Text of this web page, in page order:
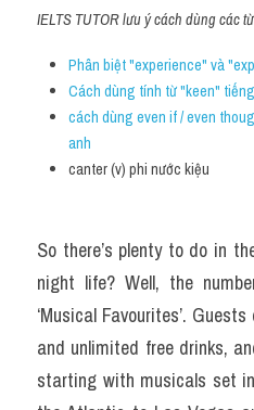
IELTS TUTOR lưu ý cách dùng các
Phân biệt "experience" và
Cách dùng tính từ "keen"
cách dùng even if / even
anh
canter (v) phi nước kiệu
So there’s plenty to do in
night life? Well, the
‘Musical Favourites’.
and unlimited free drinks,
starting with musicals set